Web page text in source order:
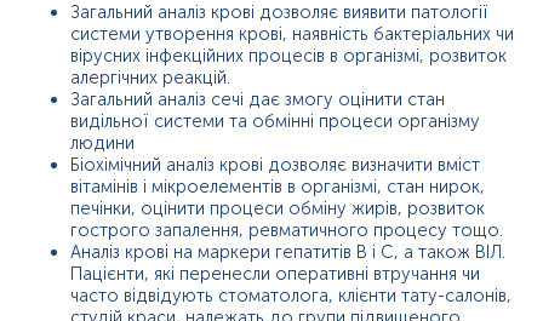
Загальний аналіз крові дозволяє виявити патології
системи утворення крові, наявність бактеріальних чи
вірусних інфекційних процесів в організмі, розвиток
алергічних реакцій.
Загальний аналіз сечі дає змогу оцінити стан
видільної системи та обмінні процеси організму
людини
Біохімічний аналіз крові дозволяє визначити вміст
вітамінів і мікроелементів в організмі, стан нирок,
печінки, оцінити процеси обміну жирів, розвиток
гострого запалення, ревматичного процесу тощо.
Аналіз крові на маркери гепатитів В і С, а також ВІЛ.
Пацієнти, які перенесли оперативні втручання чи
часто відвідують стоматолога, клієнти тату-салонів,